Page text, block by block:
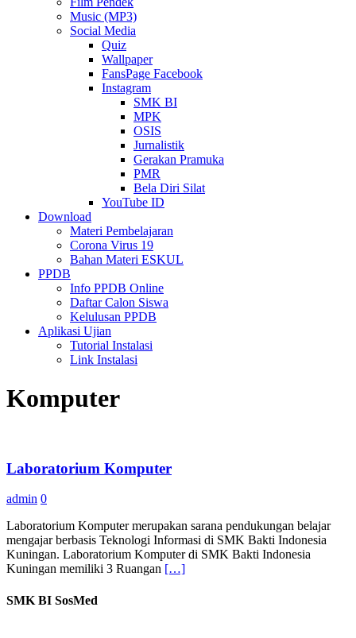
Music (MP3)
Social Media
Quiz
Wallpaper
FansPage Facebook
Instagram
SMK BI
MPK
OSIS
Jurnalistik
Gerakan Pramuka
PMR
Bela Diri Silat
YouTube ID
Download
Materi Pembelajaran
Corona Virus 19
Bahan Materi ESKUL
PPDB
Info PPDB Online
Daftar Calon Siswa
Kelulusan PPDB
Aplikasi Ujian
Tutorial Instalasi
Link Instalasi
Komputer
Laboratorium Komputer
admin 0
Laboratorium Komputer merupakan sarana pendukungan belajar
mengajar berbasis Teknologi Informasi di SMK Bakti Indonesia
Kuningan. Laboratorium Komputer di SMK Bakti Indonesia
Kuningan memiliki 3 Ruangan […]
SMK BI SosMed